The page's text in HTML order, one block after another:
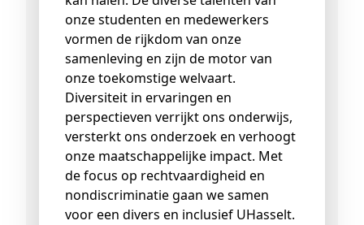
onze studenten en medewerkers
vormen de rijkdom van onze
samenleving en zijn de motor van
onze toekomstige welvaart.
Diversiteit in ervaringen en
perspectieven verrijkt ons onderwijs,
versterkt ons onderzoek en verhoogt
onze maatschappelijke impact. Met
de focus op rechtvaardigheid en
nondiscriminatie gaan we samen
voor een divers en inclusief UHasselt.